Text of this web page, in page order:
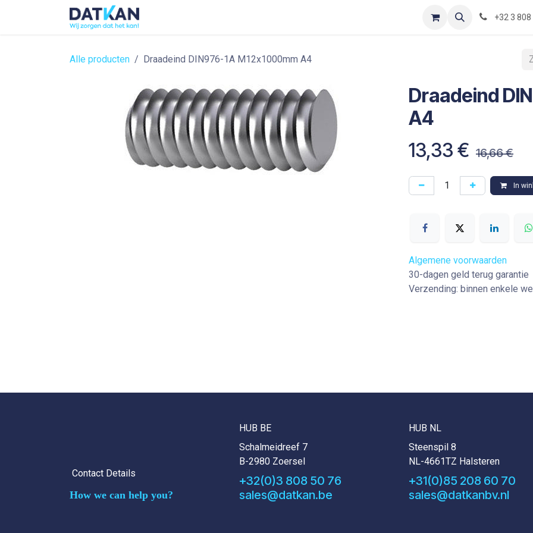
Optimization-of-piping-components
+32 3 808
Alle producten Draadeind DIN976-1A M12x1000mm A4
Draadeind
A4
13,33 € 16,66€
In
Algemene voorwaarden
30-dagen geld terug garantie
Verzending: binnen enkele
Contact Details
How we can help you?
HUB BE
Schalmeidreef 7
B-2980 Zoersel
+32(0)3 808 50 76
sales@datkan.be
HUB NL
Steenspil 8
NL-4661TZ Halsteren
+31(0)85 208 60 70
sales@datkanbv.nl